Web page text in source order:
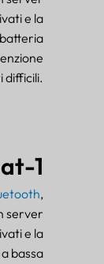
e la
difficili.
1
,
server
e la
bassa